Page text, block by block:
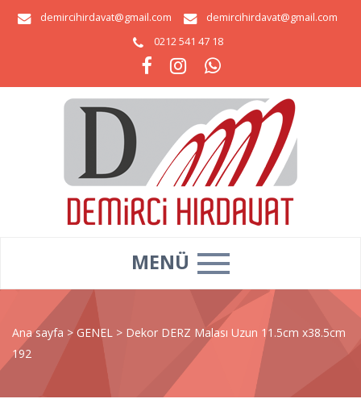
demircihirdavat@gmail.com
demircihirdavat@gmail.com
0212 541 47 18
MENÜ
Ana sayfa > GENEL > Dekor DERZ Malası Uzun 11.5cm x38.5cm
192